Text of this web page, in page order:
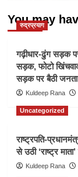
You may
रुद्रप्रयाग
गढ़ीधार-ढुंग सड़क
सड़क, फोटो
सड़क पर बैठी जनता
Kuldeep Rana
Uncategorized
राष्ट्रपति-
से उठी ‘राष्ट्र
Kuldeep Rana